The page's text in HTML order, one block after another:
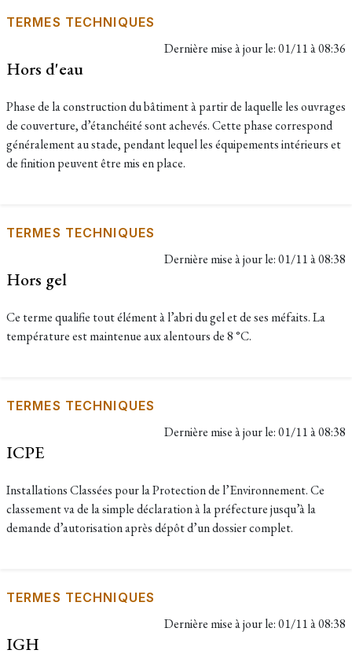
TERMES TECHNIQUES
Dernière mise à jour le:01/11 à 08:36
Hors d'eau
Phase de la construction du bâtiment à partir de laquelle les ouvrages
de couverture, d’étanchéité sont achevés. Cette phase correspond
généralement au stade, pendant lequel les équipements intérieurs et
de finition peuvent être mis en place.
TERMES TECHNIQUES
Dernière mise à jour le:01/11 à 08:38
Hors gel
Ce terme qualifie tout élément à l’abri du gel et de ses méfaits. La
température est maintenue aux alentours de 8 °C.
TERMES TECHNIQUES
Dernière mise à jour le:01/11 à 08:38
ICPE
Installations Classées pour la Protection de l’Environnement. Ce
classement va de la simple déclaration à la préfecture jusqu’à la
demande d’autorisation après dépôt d’un dossier complet.
TERMES TECHNIQUES
Dernière mise à jour le:01/11 à 08:38
IGH